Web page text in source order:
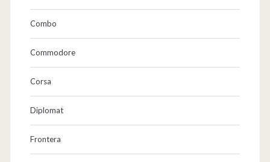
Combo
Commodore
Corsa
Diplomat
Frontera